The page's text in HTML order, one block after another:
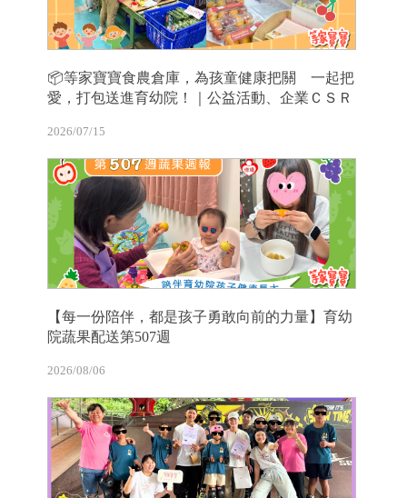
📦等家寶寶食農倉庫，為孩童健康把關 一起把
愛，打包送進育幼院！｜公益活動、企業ＣＳＲ
2026/07/15
【每一份陪伴，都是孩子勇敢向前的力量】育幼
院蔬果配送第507週
2026/08/06